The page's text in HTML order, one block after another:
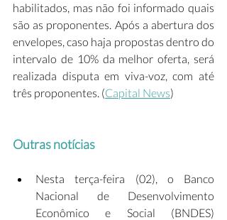
habilitados, mas não foi informado quais
são as proponentes. Após a abertura dos
envelopes, caso haja propostas dentro do
intervalo de 10% da melhor oferta, será
realizada disputa em viva-voz, com até
três proponentes. (Capital News)
Outras notícias
Nesta terça-feira (02), o Banco
Nacional de Desenvolvimento
Econômico e Social (BNDES)